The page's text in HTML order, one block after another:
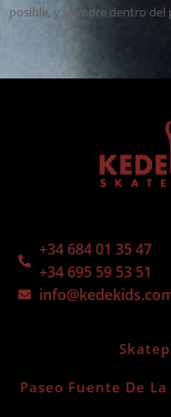
posible, y siempre dentro del
+34 684 01 35 47
+34 695 59 53 51
Paseo Fuente De